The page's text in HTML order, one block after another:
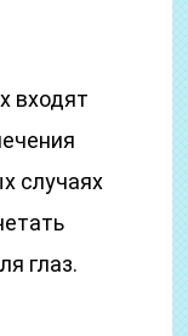
входят
случаях
глаз.